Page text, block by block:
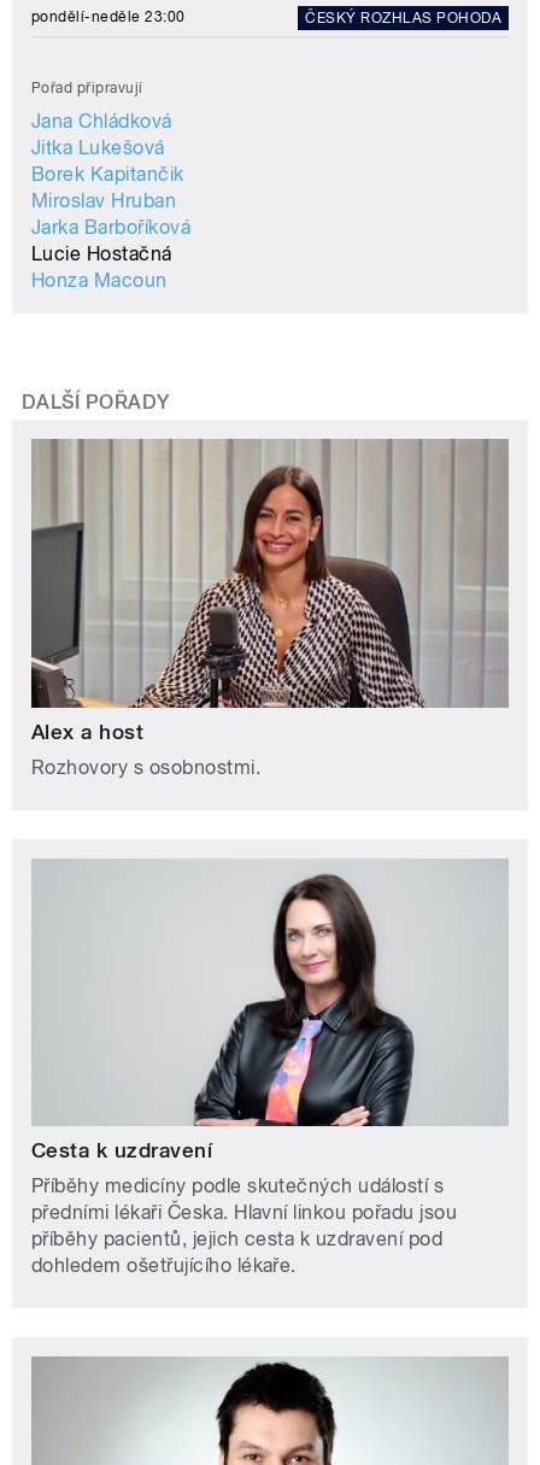
pondělí-neděle 23:00 ČESKÝ ROZHLAS POHODA
Pořad připravují
Jana Chládková
Jitka Lukešová
Borek Kapitančik
Miroslav Hruban
Jarka Barboříková
Lucie Hostačná
Honza Macoun
DALŠÍ POŘADY
Alex a host
Rozhovory s osobnostmi.
Cesta k uzdravení
Příběhy medicíny podle skutečných událostí s
předními lékaři Česka. Hlavní linkou pořadu jsou
příběhy pacientů, jejich cesta k uzdravení pod
dohledem ošetřujícího lékaře.